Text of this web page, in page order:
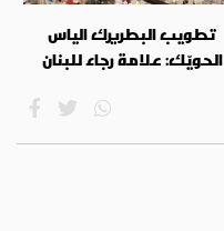
تطويب البطريرك الياس
الحويّك: علامة رجاء للبنان